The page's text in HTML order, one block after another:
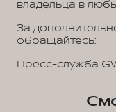
владельца в
За
обращайтесь:
Пресс-служба